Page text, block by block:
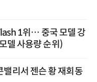
1위… 중국 모델 강
델 사용량 순위)
밸리서 젠슨 황 재회동